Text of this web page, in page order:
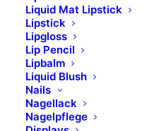
Liquid Mat Lipstick
Lipstick
Lipgloss
Lip Pencil
Lipbalm
Liquid Blush
Nails
Nagellack
Nagelpflege